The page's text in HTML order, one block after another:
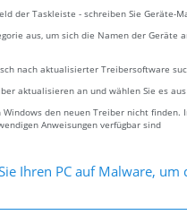
der Taskleiste - schreiben Sie Geräte-
aus, um sich die Namen der Geräte
nach aktualisierter Treibersoftware
aktualisieren an und wählen Sie es aus
Windows den neuen Treiber nicht
Anweisungen verfügbar sind
Ihren PC auf Malware,